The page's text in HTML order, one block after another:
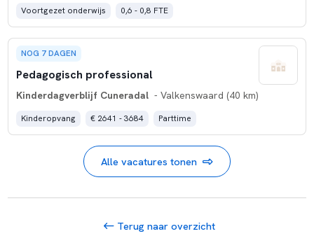
Voortgezet onderwijs 0,6 - 0,8 FTE
NOG 7 DAGEN
Pedagogisch professional
Kinderdagverblijf Cuneradal - Valkenswaard (40 km)
Kinderopvang € 2641 - 3684 Parttime
Alle vacatures tonen
Terug naar overzicht